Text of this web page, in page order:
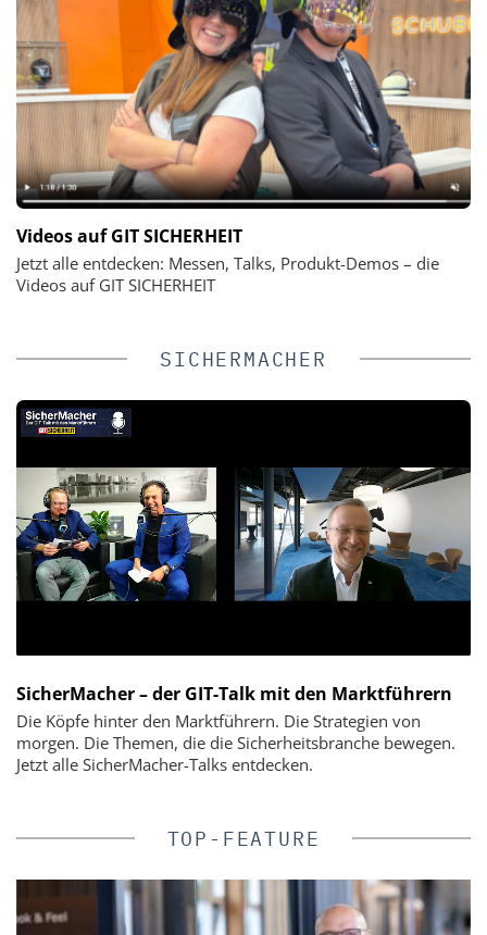
Videos auf GIT SICHERHEIT
Jetzt alle entdecken: Messen, Talks, Produkt-Demos – die
Videos auf GIT SICHERHEIT
SICHERMACHER
SicherMacher – der GIT-Talk mit den Marktführern
Die Köpfe hinter den Marktführern. Die Strategien von
morgen. Die Themen, die die Sicherheitsbranche bewegen.
Jetzt alle SicherMacher-Talks entdecken.
TOP-FEATURE